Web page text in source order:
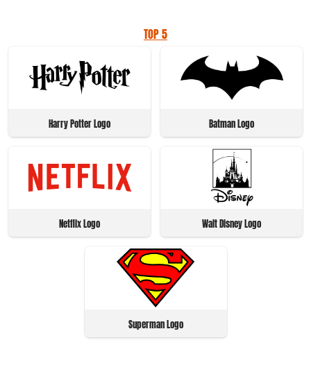
TOP 5
Harry Potter Logo Batman Logo
Netflix Logo Walt Disney Logo
Superman Logo